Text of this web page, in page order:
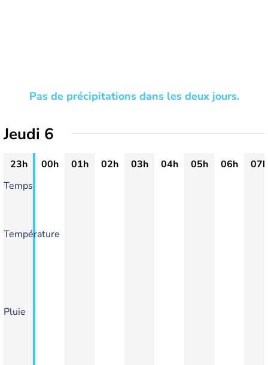
Pas de précipitations dans les deux jours.
Jeudi 6
23h 00h 01h 02h 03h 04h 05h 06h
07h
Temps
Température
Pluie